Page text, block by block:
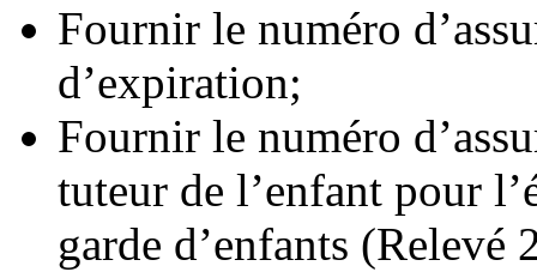
Fournir le numéro
d’expiration;
Fournir le numéro
tuteur de l’enfant pour
garde d’enfants (Relevé